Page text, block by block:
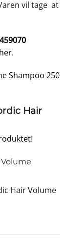
vil tage at
her.
Shampoo 250
Hair
Hair Volume